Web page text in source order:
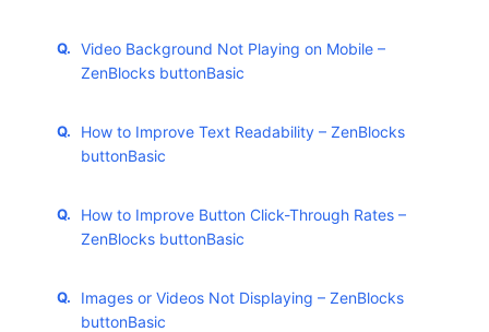
Video Background Not Playing on Mobile –
ZenBlocks buttonBasic
How to Improve Text Readability – ZenBlocks
buttonBasic
How to Improve Button Click-Through Rates –
ZenBlocks buttonBasic
Images or Videos Not Displaying – ZenBlocks
buttonBasic